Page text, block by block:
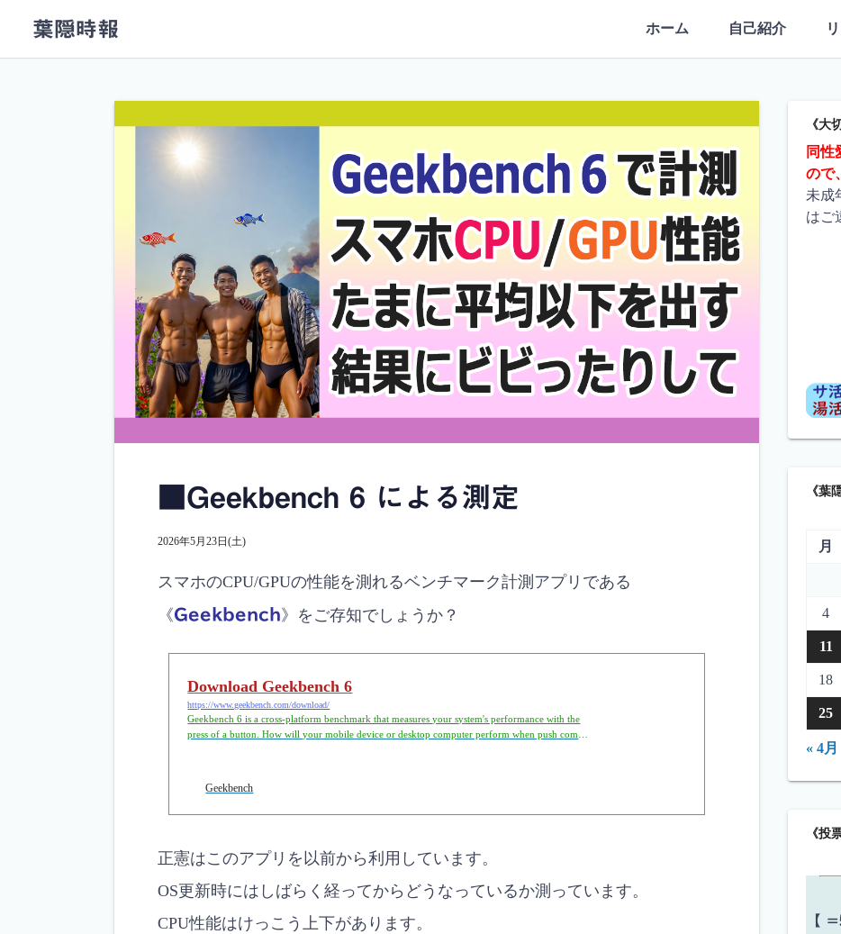
葉隠時報 ホーム 自己紹介
■Geekbench 6 による測定
2026年5月23日(土)
スマホのCPU/GPUの性能を測れるベンチマーク計測アプリである
《Geekbench》をご存知でしょうか？
Download Geekbench 6
https://www.geekbench.com/download/
Geekbench 6 is a cross-platform benchmark that measures your system's performance with the
press of a button. How will your mobile device or desktop computer perform when push comes
Geekbench
正憲はこのアプリを以前から利用しています。
OS更新時にはしばらく経ってからどうなっているか測っています。
CPU性能はけっこう上下があります。
《大
同性
ので
未成
はご
《葉
月
4
11
18
25
« 4月
《投
【